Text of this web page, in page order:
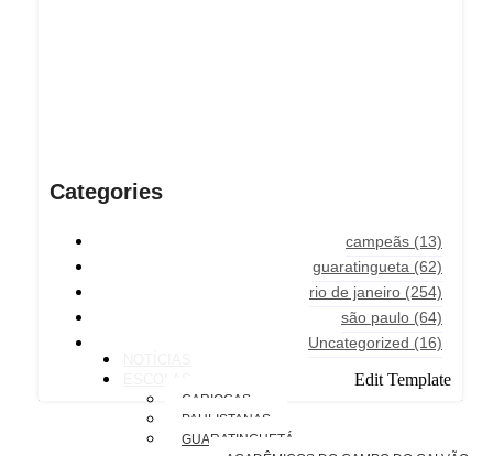
Categories
campeãs (13)
guaratingueta (62)
rio de janeiro (254)
são paulo (64)
Uncategorized (16)
Edit Template
CARIOCAS
PAULISTANAS
GUARATINGUETÁ